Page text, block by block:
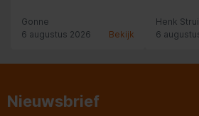
Gonne
6 augustus 2026
Bekijk
Henk
6
Nieuwsbrief